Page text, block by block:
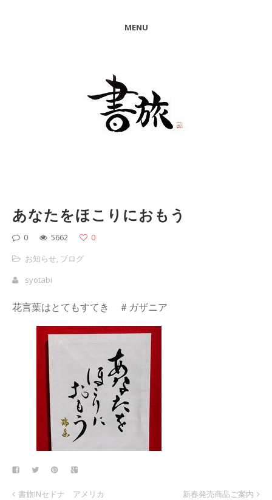
MENU
あなたをほこりにおもう
0 5662
0
お知らせ, ブログ
syotabi
花言葉はとてもすてき ＃ガザニア
書旅INセドナ アメリカ 新春発売商品ご案内